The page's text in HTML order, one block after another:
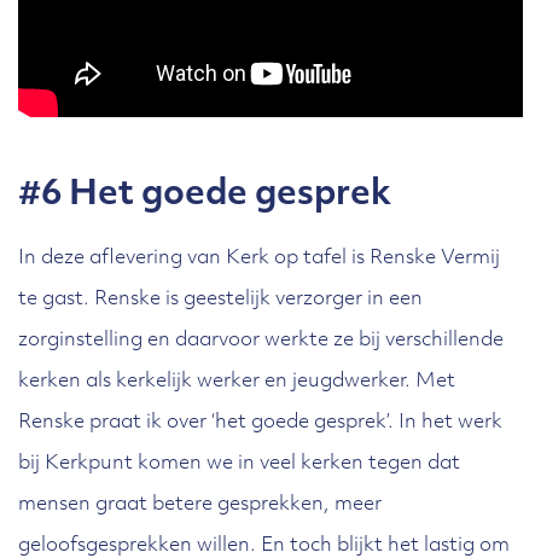
#6 Het goede gesprek
In deze aflevering van Kerk op tafel is Renske Vermij
te gast. Renske is geestelijk verzorger in een
zorginstelling en daarvoor werkte ze bij verschillende
kerken als kerkelijk werker en jeugdwerker. Met
Renske praat ik over ‘het goede gesprek’. In het werk
bij Kerkpunt komen we in veel kerken tegen dat
mensen graat betere gesprekken, meer
geloofsgesprekken willen. En toch blijkt het lastig om